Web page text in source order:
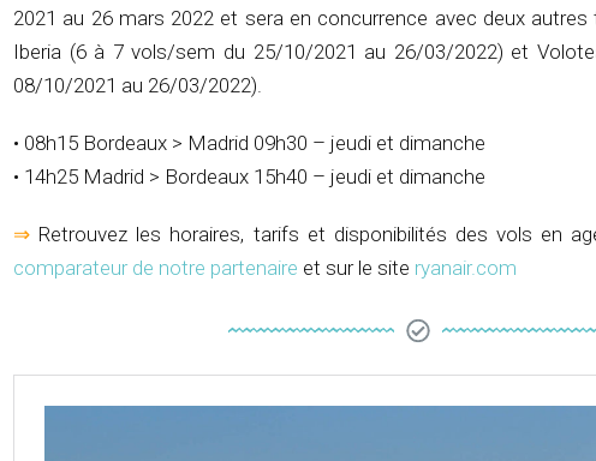
2021 au 26 mars 2022 et sera en concurrence avec deux
Iberia (6 à 7 vols/sem du 25/10/2021 au 26/03/2022) et
08/10/2021 au 26/03/2022).
• 08h15 Bordeaux > Madrid 09h30 – jeudi et dimanche
• 14h25 Madrid > Bordeaux 15h40 – jeudi et dimanche
⇒ Retrouvez les horaires, tarifs et disponibilités des vols en
comparateur de notre partenaire et sur le site ryanair.com